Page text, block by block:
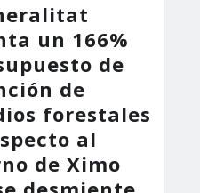
un 166%
de
de
forestales
al
de Ximo